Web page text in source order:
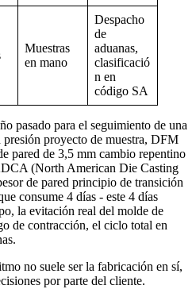
Muestras
en mano
Despacho
de
aduanas,
clasificació
n en
código SA
pasado para el seguimiento de una
proyecto de muestra, DFM
pared de 3,5 mm cambio repentino
(North American Die Casting
de pared principio de transición
consume 4 días - este 4 días
la evitación real del molde de
de contracción, el ciclo total en
no suele ser la fabricación en sí,
por parte del cliente.